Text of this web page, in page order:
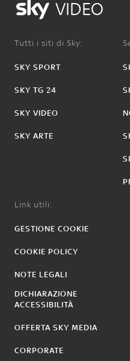
VIDEO
Tutti i siti di Sky:
SKY SPORT
SKY TG 24
SKY VIDEO
SKY ARTE
Link utili:
GESTIONE COOKIE
COOKIE POLICY
NOTE LEGALI
DICHIARAZIONE
ACCESSIBILITÀ
OFFERTA SKY MEDIA
CORPORATE